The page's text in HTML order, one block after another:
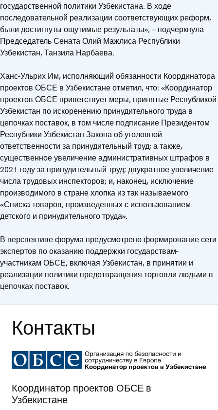
государственной политики Узбекистана. В ходе
последовательной реализации соответствующих реформ,
были достигнуты ощутимые результаты», – подчеркнула
Председатель Сената Олий Мажлиса Республики
Узбекистан, Танзила Нарбаева.
Ханс-Ульрих Им, исполняющий обязанности Координатора
проектов ОБСЕ в Узбекистане отметил, что: «Координатор
проектов ОБСЕ приветствует меры, принятые Республикой
Узбекистан по искоренению принудительного труда в
цепочках поставок, в том числе подписание Президентом
Республики Узбекистан Закона об уголовной
ответственности за принудительный труд; а также,
существенное увеличение административных штрафов в
2021 году за принудительный труд; двукратное увеличение
числа трудовых инспекторов; и, наконец, исключение
производимого в стране хлопка из так называемого
«Списка товаров, произведенных с использованием
детского и принудительного труда».
В перспективе форума предусмотрено формирование сети
экспертов по оказанию поддержки государствам-
участникам ОБСЕ, включая Узбекистан, в принятии и
реализации политики предотвращения торговли людьми в
цепочках поставок.
Контакты
Координатор проектов ОБСЕ в
Узбекистане